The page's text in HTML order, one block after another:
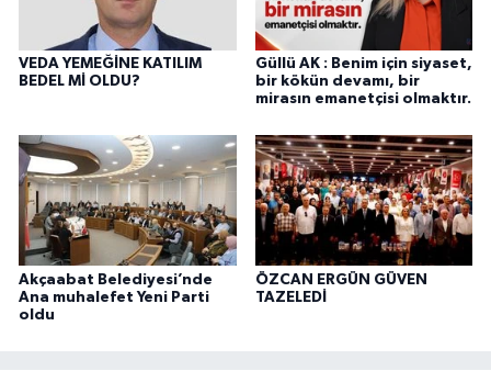
VEDA YEMEĞİNE KATILIM
BEDEL Mİ OLDU?
Güllü AK : Benim için siyaset,
bir kökün devamı, bir
mirasın emanetçisi olmaktır.
Akçaabat Belediyesi’nde
Ana muhalefet Yeni Parti
oldu
ÖZCAN ERGÜN GÜVEN
TAZELEDİ